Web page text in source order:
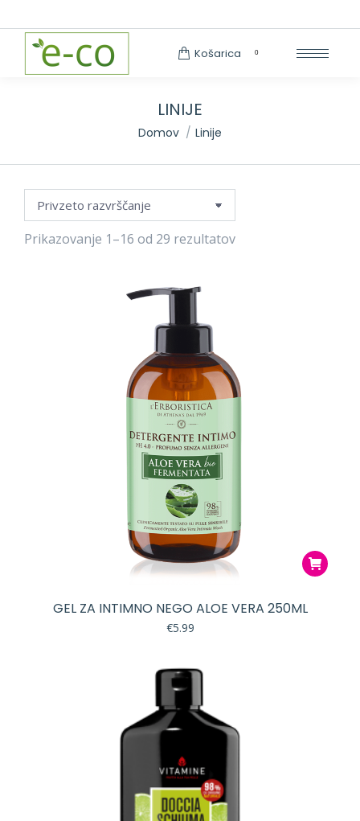
Košarica 0
LINIJE
You are here:
Domov Linije
Prikazovanje 1–16 od 29 rezultatov
GEL ZA INTIMNO NEGO ALOE VERA 250ML
€5.99